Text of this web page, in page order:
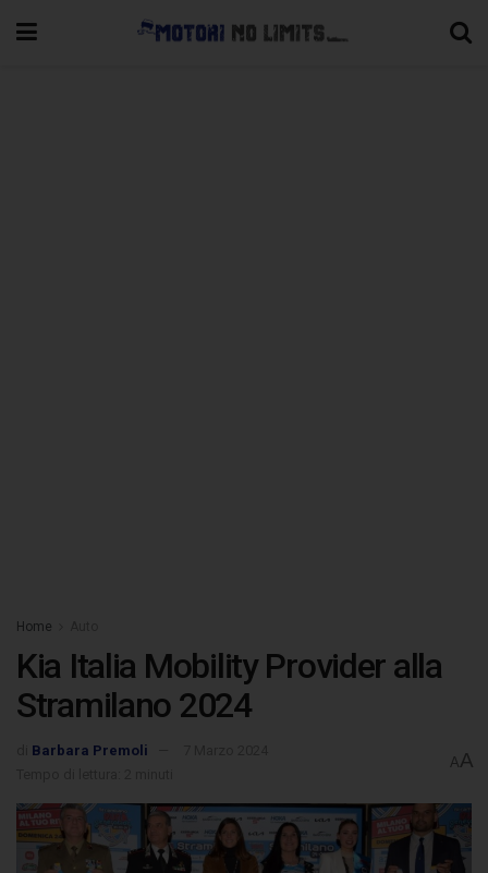
Home
Kia Italia Mobility Provider alla
Stramilano 2024
Barbara Premoli
AA